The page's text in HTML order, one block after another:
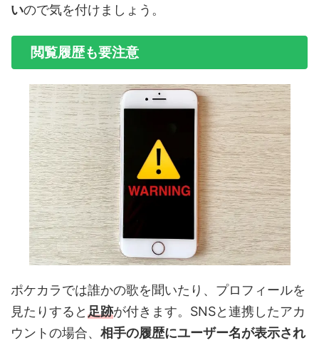
いので気を付けましょう。
閲覧履歴も要注意
ポケカラでは誰かの歌を聞いたり、プロフィールを
見たりすると足跡が付きます。SNSと連携したアカ
ウントの場合、 相手の履歴にユーザー名が表示され